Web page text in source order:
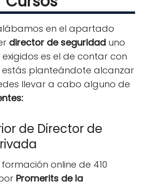
en el apartado
director de seguridad uno
es el de contar con
estás planteándote alcanzar
llevar a cabo alguno de
de Director de
online de 410
Promerits de la